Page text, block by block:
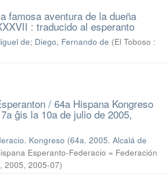
famosa aventura de la dueña
: traducido al esperanto
de; Diego, Fernando de (El Toboso :
/ 64a Hispana Kongreso
ĝis la 10a de julio de 2005,
Kongreso (64a. 2005. Alcalá de
Esperanto-Federacio = Federación
2005, 2005-07)